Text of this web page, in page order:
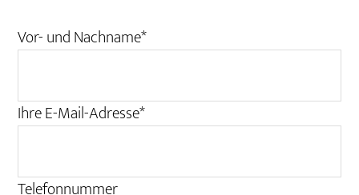
Vor- und Nachname*
Ihre E-Mail-Adresse*
Telefonnummer